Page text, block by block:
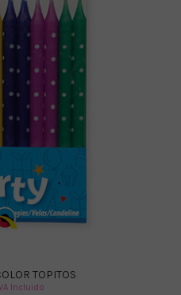
TOPITOS
Incluido